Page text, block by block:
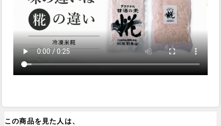
この商品を見た人は、